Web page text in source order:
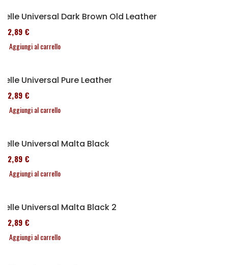
Selle Universal Dark Brown Old Leather
152,89 €
Aggiungi al carrello
Selle Universal Pure Leather
152,89 €
Aggiungi al carrello
Selle Universal Malta Black
152,89 €
Aggiungi al carrello
Selle Universal Malta Black 2
152,89 €
Aggiungi al carrello